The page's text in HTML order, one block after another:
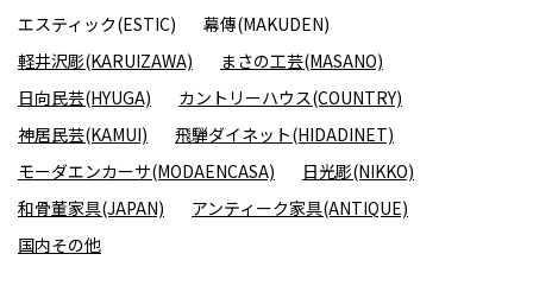
エスティック(ESTIC)
幕傳(MAKUDEN)
軽井沢彫(KARUIZAWA)
まさの工芸(MASANO)
日向民芸(HYUGA)
カントリーハウス(COUNTRY)
神居民芸(KAMUI)
飛騨ダイネット(HIDADINET)
モーダエンカーサ(MODAENCASA)
日光彫(NIKKO)
和骨董家具(JAPAN)
アンティーク家具(ANTIQUE)
国内その他